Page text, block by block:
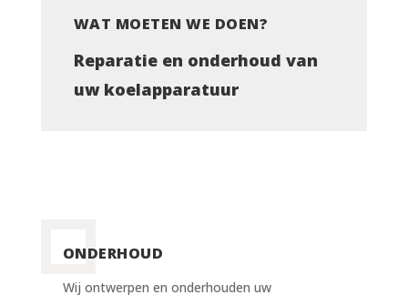
WAT MOETEN WE DOEN?
Reparatie en onderhoud van
uw koelapparatuur
ONDERHOUD
Wij ontwerpen en onderhouden uw